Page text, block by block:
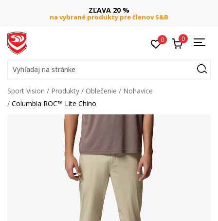
ZĽAVA 20 %
na vybrané produkty pre členov S&B
0 0
Vyhľadaj na stránke
Sport Vision Produkty Oblečenie
Nohavice
Columbia ROC™ Lite Chino